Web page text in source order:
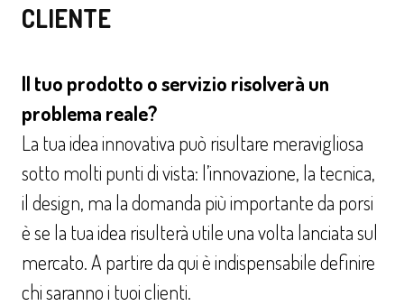
CLIENTE
Il tuo prodotto o servizio risolverà un
problema reale?
La tua idea innovativa può risultare meravigliosa
sotto molti punti di vista: l’innovazione, la tecnica,
il design, ma la domanda più importante da porsi
è se la tua idea risulterà utile una volta lanciata sul
mercato. A partire da qui è indispensabile definire
chi saranno i tuoi clienti.